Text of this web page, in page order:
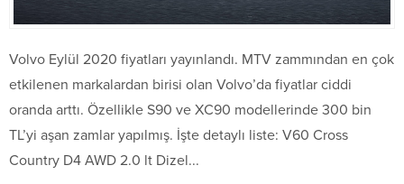
Volvo Eylül 2020 fiyatları yayınlandı. MTV zammından en çok
etkilenen markalardan birisi olan Volvo’da fiyatlar ciddi
oranda arttı. Özellikle S90 ve XC90 modellerinde 300 bin
TL’yi aşan zamlar yapılmış. İşte detaylı liste: V60 Cross
Country D4 AWD 2.0 lt Dizel...